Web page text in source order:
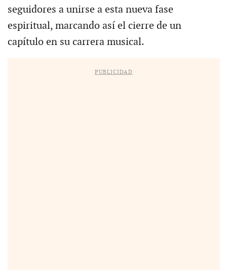
seguidores a unirse a esta nueva fase
espiritual, marcando así el cierre de un
capítulo en su carrera musical.
PUBLICIDAD